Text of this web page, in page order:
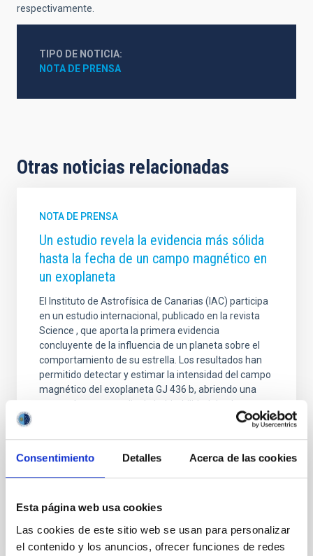
Consentimiento Detalles Acerca de las cookies
Esta página web usa cookies
Las cookies de este sitio web se usan para personalizar
el contenido y los anuncios, ofrecer funciones de redes
respectivamente.
TIPO DE NOTICIA
NOTA DE PRENSA
Otras noticias relacionadas
NOTA DE PRENSA
Un estudio revela la evidencia más sólida
hasta la fecha de un campo magnético en
un exoplaneta
El Instituto de Astrofísica de Canarias (IAC) participa
en un estudio internacional, publicado en la revista
Science , que aporta la primera evidencia
concluyente de la influencia de un planeta sobre el
comportamiento de su estrella. Los resultados han
permitido detectar y estimar la intensidad del campo
magnético del exoplaneta GJ 436 b, abriendo una
nueva vía para estudiar la habitabilidad de planetas
fuera del Sistema Solar. Los campos magnéticos
magnético actúa como un escudo frente al viento